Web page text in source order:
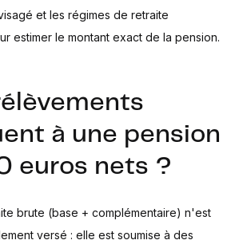
et les régimes de retraite
estimer le montant exact de la pension.
à une pension
euros nets ?
brute (base + complémentaire) n'est
versé : elle est soumise à des